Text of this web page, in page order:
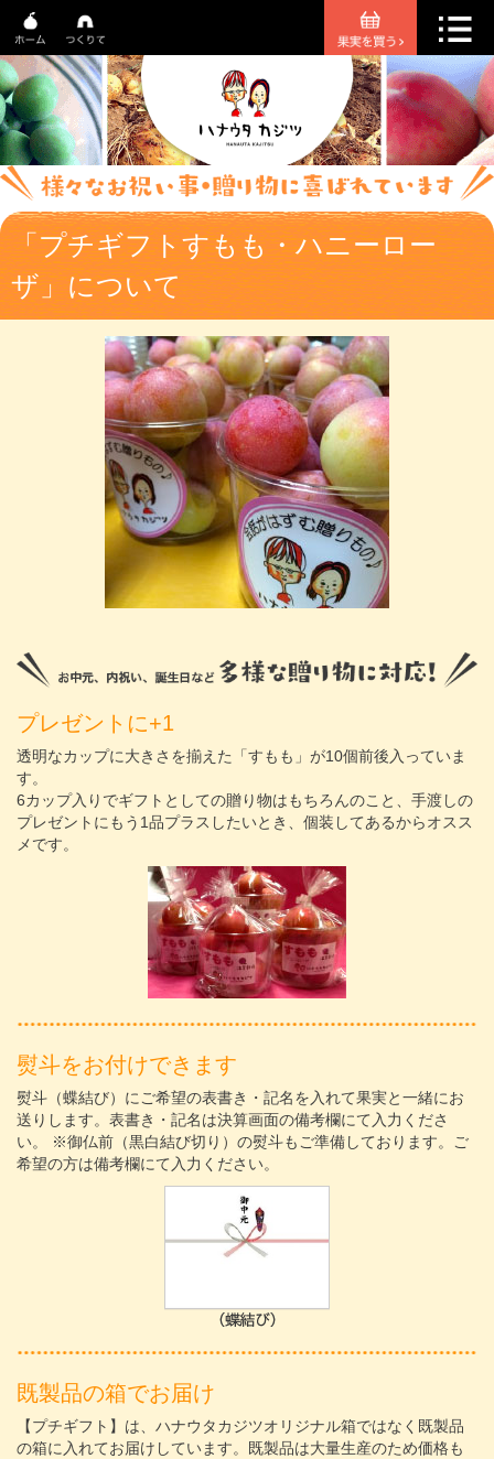
「プチギフトすもも・ハニーロー
ザ」について
プレゼントに+1
透明なカップに大きさを揃えた「すもも」が10個前後入っていま
す。
6カップ入りでギフトとしての贈り物はもちろんのこと、手渡しの
プレゼントにもう1品プラスしたいとき、個装してあるからオスス
メです。
熨斗をお付けできます
熨斗（蝶結び）にご希望の表書き・記名を入れて果実と一緒にお
送りします。表書き・記名は決算画面の備考欄にて入力くださ
い。 ※御仏前（黒白結び切り）の熨斗もご準備しております。ご
希望の方は備考欄にて入力ください。
既製品の箱でお届け
【プチギフト】は、ハナウタカジツオリジナル箱ではなく既製品
の箱に入れてお届けしています。既製品は大量生産のため価格も